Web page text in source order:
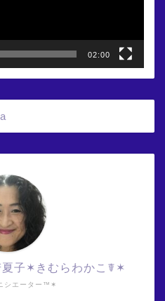
02:00
シエーター™✶
子✶きむらわかこ☤✶